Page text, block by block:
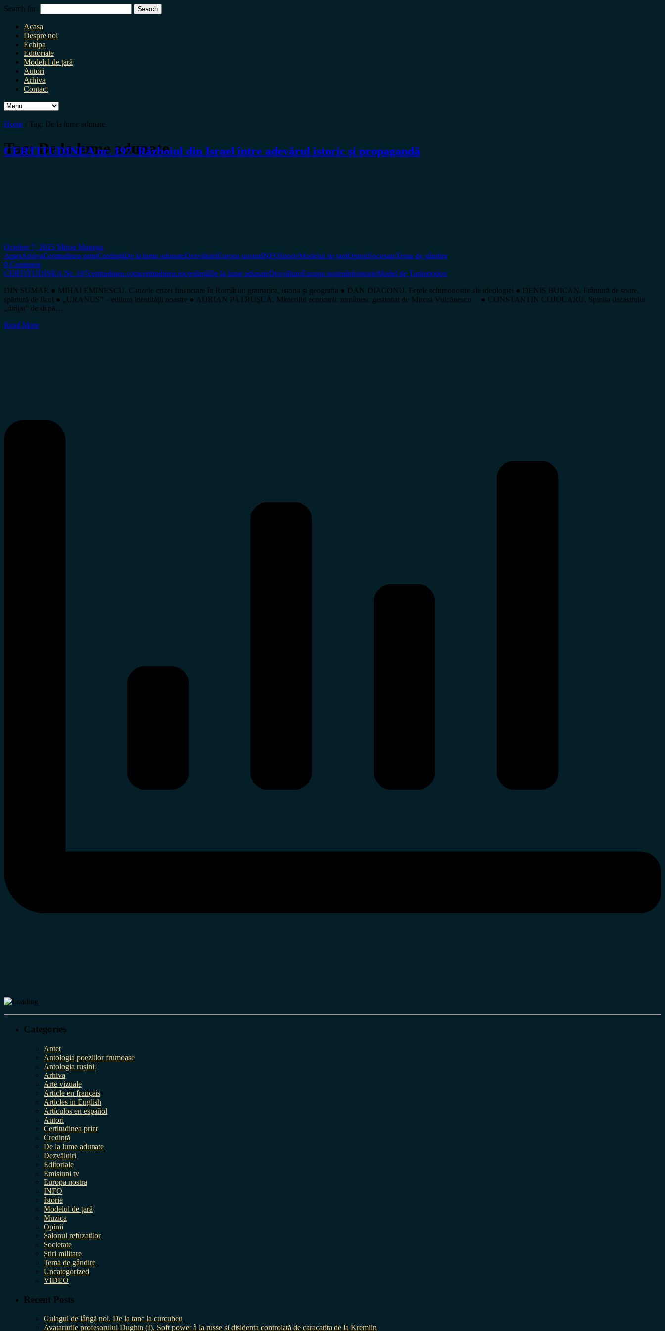
Search for:
Acasa
Despre noi
Echipa
Editoriale
Modelul de țară
Autori
Arhiva
Contact
Home / Tag: De la lume adunate
Tag:De la lume adunate
CERTITUDINEA nr. 197. Războiul din Israel între adevărul istoric și propagandă
October 7, 2025 Miron Manega
AntetArhivaCertitudinea printCredințăDe la lume adunateDezvăluiriEuropa nostraINFOIstorieModelul de țarăOpiniiSocietateTema de gândire
0 Comment
CERTITUDINEA Nr. 197certitudinea.comcertitudinea.rocredințăDe la lume adunateDezvăluiriEuropa nostraInfoistorieModel de Țarăortodox
DIN SUMAR ● MIHAI EMINESCU. Cauzele crizei financiare în România: gramatica, istoria şi geografia ● DAN DIACONU. Fețele schimonosite ale ideologiei ● DENIS BUICAN. Frântură de soare,
spărtură de flaut ● „URANUS” – editura identității noastre ● ADRIAN PĂTRUŞCĂ. Miracolul economic românesc gestionat de Mircea Vulcănescu ● CONSTANTIN COJOCARU. Spirala dezastrului
„dirijat” de după…
Read More
Categories
Antet
Antologia poeziilor frumoase
Antologia rușinii
Arhiva
Arte vizuale
Article en français
Articles in English
Artículos en español
Autori
Certitudinea print
Credință
De la lume adunate
Dezvăluiri
Editoriale
Emisiuni tv
Europa nostra
INFO
Istorie
Modelul de țară
Muzica
Opinii
Salonul refuzaților
Societate
Știri militare
Tema de gândire
Uncategorized
VIDEO
Recent Posts
Gulagul de lângă noi. De la tanc la curcubeu
Avatarurile profesorului Dughin (I). Soft power à la russe și disidența controlată de caracatița de la Kremlin